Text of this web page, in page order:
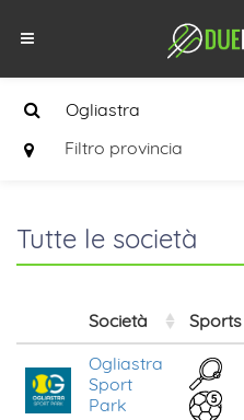
Filtro provincia
Tutte le società
Società Sports
Ogliastra
Sport
Park